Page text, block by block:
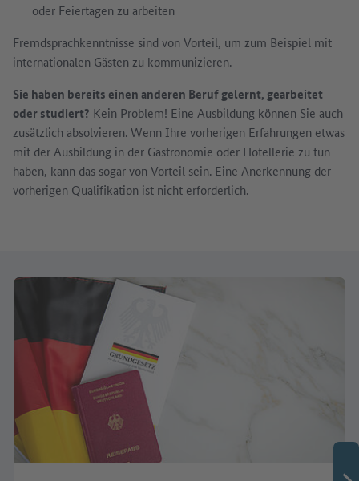
oder Feiertagen zu arbeiten
Fremdsprachkenntnisse sind von Vorteil, um zum Beispiel mit
internationalen Gästen zu kommunizieren.
Sie haben bereits einen anderen Beruf gelernt, gearbeitet
oder studiert? Kein Problem! Eine Ausbildung können Sie auch
zusätzlich absolvieren. Wenn Ihre vorherigen Erfahrungen etwas
mit der Ausbildung in der Gastronomie oder Hotellerie zu tun
haben, kann das sogar von Vorteil sein. Eine Anerkennung der
vorherigen Qualifikation ist nicht erforderlich.